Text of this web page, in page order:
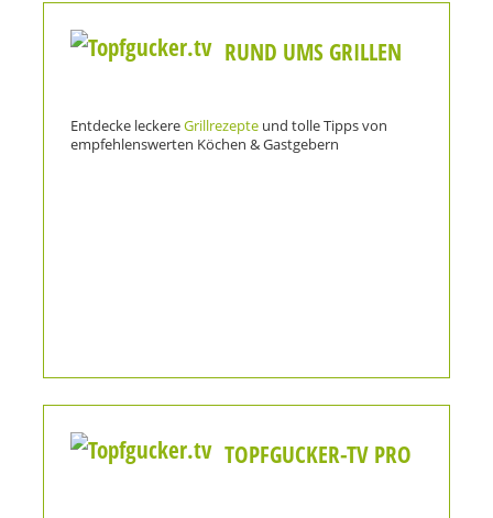
RUND UMS GRILLEN
Entdecke leckereGrillrezepte und tolle Tipps von
empfehlenswerten Köchen & Gastgebern
TOPFGUCKER-TV PRO